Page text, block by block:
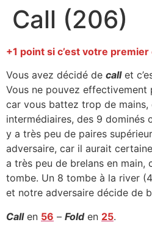
Call (206)
+1 point si c’est votre premier
Vous avez décidé de callet
Vous ne pouvez effectivement
car vous battez trop de mains,
intermédiaires, des 9 dominés
y a très peu de paires
adversaire, car il aurait
a très peu de brelans en main,
tombe. Un 8 tombe à la river
et notre adversaire décide de
Callen 56 – Folden 25.